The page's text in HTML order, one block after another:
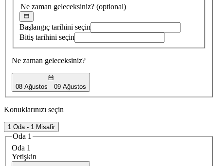
Ne zaman geleceksiniz? (optional)
Başlangıç tarihini seçin
Bitiş tarihini seçin
Ne zaman geleceksiniz?
08 Ağustos 09 Ağustos
Konuklarınızı seçin
1 Oda - 1 Misafir
Oda 1
Oda 1
Yetişkin